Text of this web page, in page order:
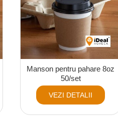
Manson pentru pahare 8oz
50/set
VEZI DETALII